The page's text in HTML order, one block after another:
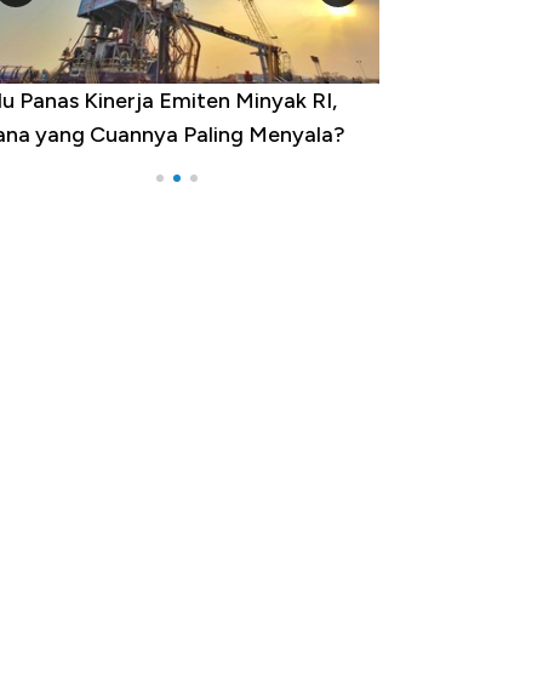
Panas Kinerja Emiten Minyak RI,
yang Cuannya Paling Menyala?